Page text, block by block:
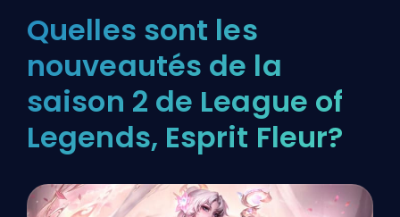
Quelles sont les
nouveautés de la
saison 2 de League of
Legends, Esprit Fleur?